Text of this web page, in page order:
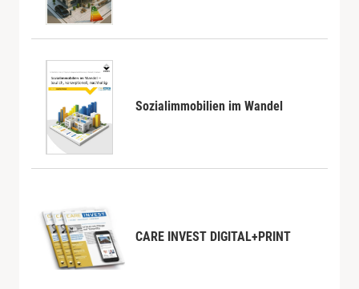
Sozialimmobilien im Wandel
CARE INVEST DIGITAL+PRINT